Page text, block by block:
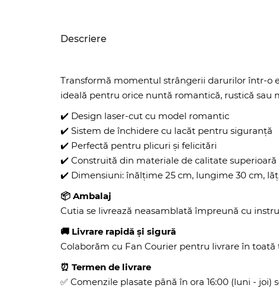
Descriere
Transformă momentul strângerii darurilor într-o
ideală pentru orice nuntă romantică, rustică sau
✔️ Design laser-cut cu model romantic
✔️ Sistem de închidere cu lacăt pentru siguranță
✔️ Perfectă pentru plicuri și felicitări
✔️ Construită din materiale de calitate superioară
✔️ Dimensiuni: înălțime 25 cm, lungime 30 cm,
📦 Ambalaj
Cutia se livrează neasamblată împreună cu
🚚 Livrare rapidă și sigură
Colaborăm cu Fan Courier pentru livrare în
⏰ Termen de livrare
✅ Comenzile plasate până în ora 16:00 (luni - joi)